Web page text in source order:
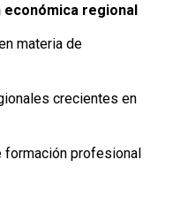
regional
materia de
crecientes en
profesional